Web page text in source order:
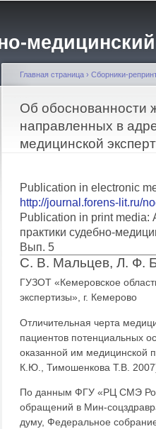
Вы здесь
Главная страница › Сборники-
Об обоснованности
направленных в
медицинской
Publication in electronic
http://journal.forens-lit.ru/
Publication in print media:
практики судебно-
Вып. 5
С. В. Мальцев, Л. Ф.
ГУЗОТ «Кемеровское
экспертизы», г. Кемерово
Отличительная черта
пациентов потенциальных
оказанной им
К.Ю., Тимошенкова Т.В.
По данным ФГУ «РЦ СМЭ
обращений в Мин-
думу, Федеральное